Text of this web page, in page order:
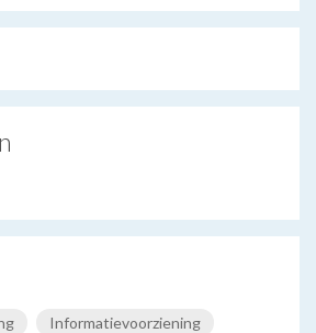
Informatievoorziening